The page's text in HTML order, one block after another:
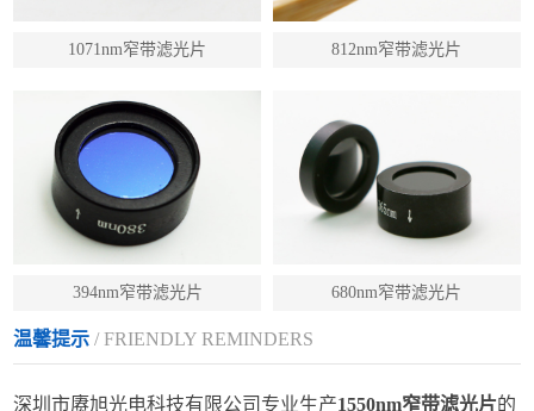
1071nm窄带滤光片 812nm窄带滤光片
394nm窄带滤光片 680nm窄带滤光片
温馨提示 / FRIENDLY REMINDERS
深圳市赓旭光电科技有限公司专业生产1550nm窄带滤光片的